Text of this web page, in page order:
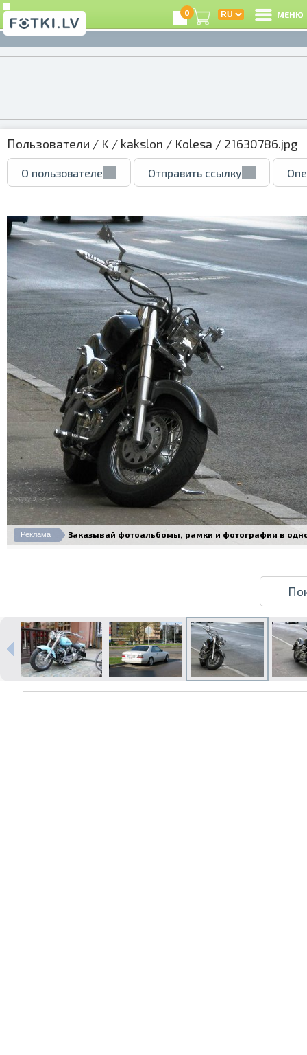
Печать в течение 1 часа в Риге –
закажите онлайн
Различные форматы и виды
0 МЕНЮ
Пользователи / K / kakslon / Kolesa / 21630786.jpg
О пользователе Отправить ссылку
Реклама Заказывай фотоальбомы, рамки и фотографии в